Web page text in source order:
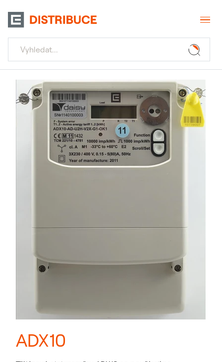
ADX10